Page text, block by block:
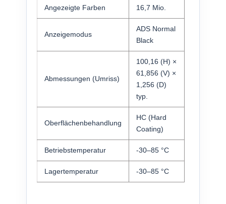
Angezeigte Farben 16,7 Mio.
Anzeigemodus
ADS Normal
Black
Abmessungen (Umriss)
100,16 (H) ×
61,856 (V) ×
1,256 (D)
typ.
Oberflächenbehandlung
HC (Hard
Coating)
Betriebstemperatur -30–85 °C
Lagertemperatur -30–85 °C